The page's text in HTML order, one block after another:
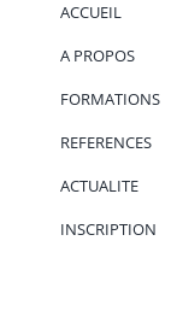
ACCUEIL
A PROPOS
FORMATIONS
REFERENCES
ACTUALITE
INSCRIPTION